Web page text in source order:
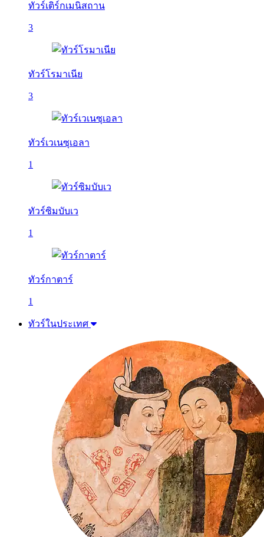
ทัวร์เติร์กเมนิสถาน
3
ทัวร์โรมาเนีย
3
ทัวร์เวเนซุเอลา
1
ทัวร์ซิมบับเว
1
ทัวร์กาตาร์
1
ทัวร์ในประเทศ